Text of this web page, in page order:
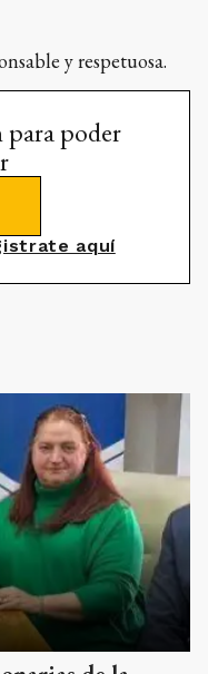
y respetuosa.
para poder
aquí